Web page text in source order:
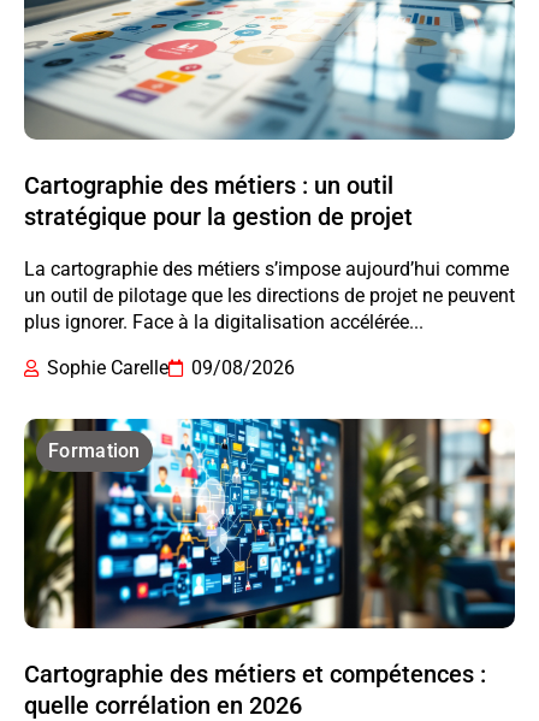
Cartographie des métiers : un outil
stratégique pour la gestion de projet
La cartographie des métiers s’impose aujourd’hui comme
un outil de pilotage que les directions de projet ne peuvent
plus ignorer. Face à la digitalisation accélérée...
Sophie Carelle
09/08/2026
Formation
Cartographie des métiers et compétences :
quelle corrélation en 2026